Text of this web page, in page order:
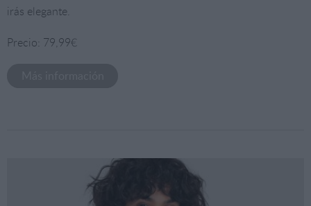
irás elegante.
Precio: 79,99€